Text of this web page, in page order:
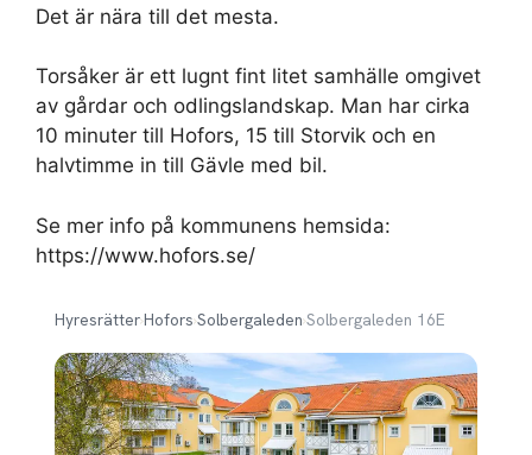
Det är nära till det mesta.
Torsåker är ett lugnt fint litet samhälle omgivet
av gårdar och odlingslandskap. Man har cirka
10 minuter till Hofors, 15 till Storvik och en
halvtimme in till Gävle med bil.
Se mer info på kommunens hemsida:
https://www.hofors.se/
Hyresrätter›Hofors›Solbergaleden›Solbergaleden 16E